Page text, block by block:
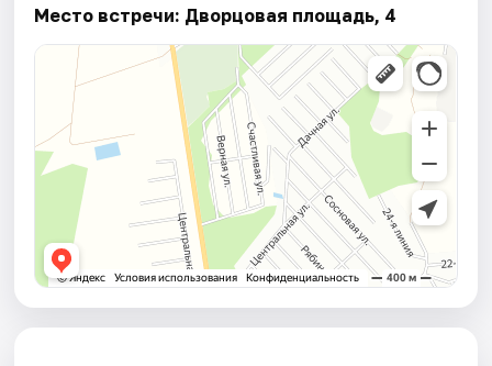
Место встречи: Дворцовая площадь, 4